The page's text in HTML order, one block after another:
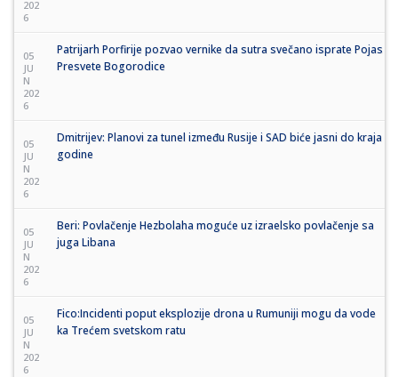
202
6
05
JU
N
202
6
Patrijarh Porfirije pozvao vernike da sutra svečano isprate Pojas
Presvete Bogorodice
05
JU
N
202
6
Dmitrijev: Planovi za tunel između Rusije i SAD biće jasni do kraja
godine
05
JU
N
202
6
Beri: Povlačenje Hezbolaha moguće uz izraelsko povlačenje sa
juga Libana
05
JU
N
202
6
Fico:Incidenti poput eksplozije drona u Rumuniji mogu da vode
ka Trećem svetskom ratu